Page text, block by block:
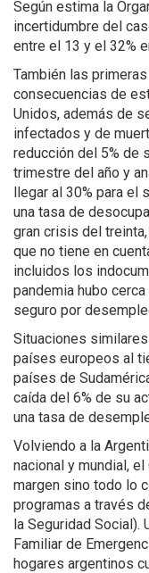
Según estima la
incertidumbre del
entre el 13 y el 32%
También las
consecuencias de
Unidos, además de
infectados y de
reducción del 5% de
trimestre del año y
llegar al 30% para el
una tasa de
gran crisis del
que no tiene en
incluidos los
pandemia hubo
seguro por
Situaciones
países europeos al
países de
caída del 6% de su
una tasa de
Volviendo a la
nacional y mundial,
margen sino todo lo
programas a través
la Seguridad Social).
Familiar de
hogares argentinos